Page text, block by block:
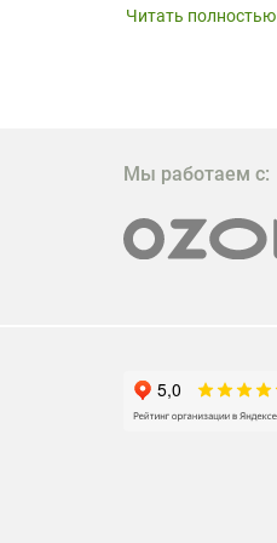
Читать полностью
Мы работаем с: